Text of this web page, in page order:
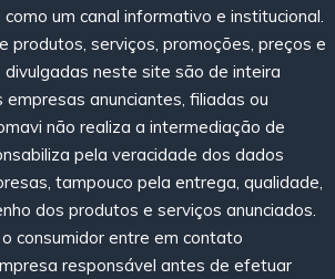
um canal informativo e institucional.
produtos, serviços, promoções, preços e
divulgadas neste site são de inteira
anunciantes, filiadas ou
não realiza a intermediação de
pela veracidade dos dados
tampouco pela entrega, qualidade,
dos produtos e serviços anunciados.
consumidor entre em contato
responsável antes de efetuar